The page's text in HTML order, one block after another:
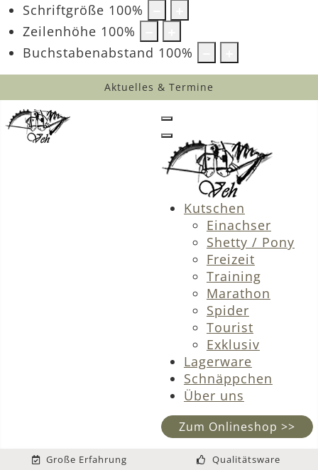
Schriftgröße 100%
Zeilenhöhe 100%
Buchstabenabstand 100%
Aktuelles & Termine
Kutschen
Einachser
Shetty / Pony
Freizeit
Training
Marathon
Spider
Tourist
Exklusiv
Lagerware
Schnäppchen
Über uns
Zum Onlineshop >>
Große Erfahrung
Qualitätsware